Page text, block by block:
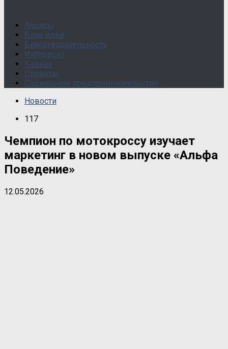
Анонсы
Банк идей
Благотворительность
Интервью
Кавказ
Проекты
Социальное предпринимательство
Новости
117
Чемпион по мотокроссу изучает
маркетинг в новом выпуске «Альфа
Поведение»
12.05.2026